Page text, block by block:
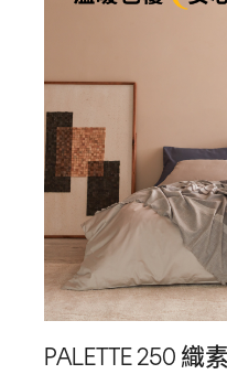
PALETTE 250 織